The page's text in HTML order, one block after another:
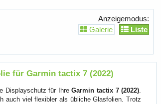
Anzeigemodus:
Galerie
Liste
für Garmin tactix 7 (2022)
Displayschutz für IhreGarmin tactix 7 (2022).
auch viel flexibler als übliche Glasfolien. Trotz